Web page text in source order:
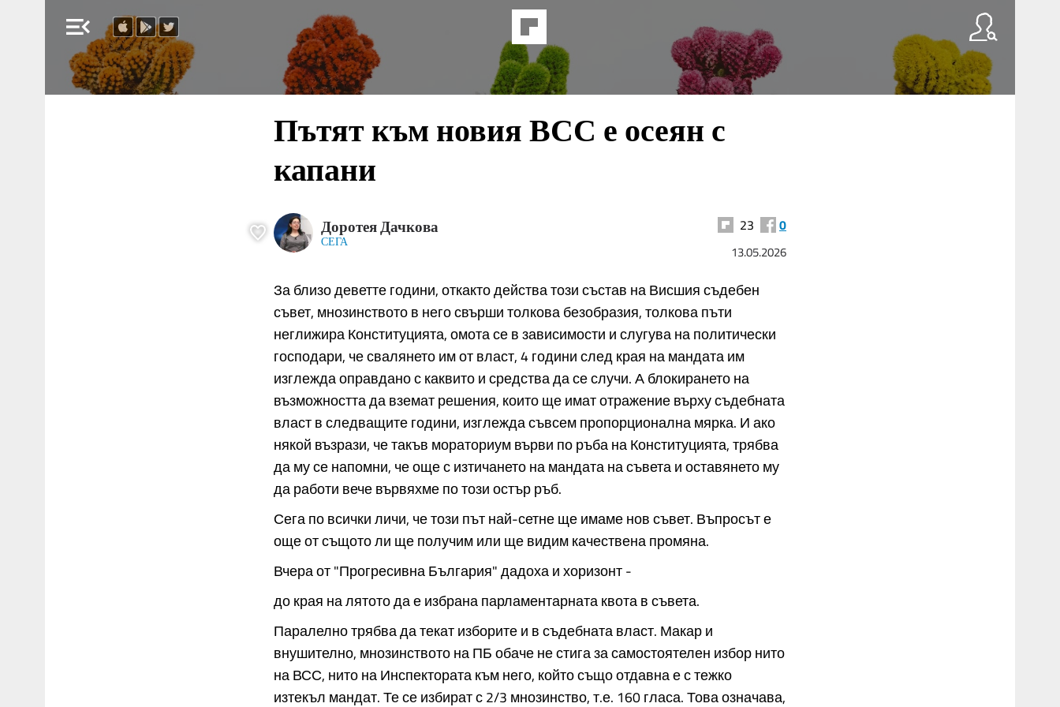
menu_open
Пътят към новия ВСС е осеян с
капани
Доротея Дачкова
СЕГА
23 0
13.05.2026
За близо деветте години, откакто действа този състав на Висшия съдебен
съвет, мнозинството в него свърши толкова безобразия, толкова пъти
неглижира Конституцията, омота се в зависимости и слугува на политически
господари, че свалянето им от власт, 4 години след края на мандата им
изглежда оправдано с каквито и средства да се случи. А блокирането на
възможността да вземат решения, които ще имат отражение върху съдебната
власт в следващите години, изглежда съвсем пропорционална мярка. И ако
някой възрази, че такъв мораториум върви по ръба на Конституцията, трябва
да му се напомни, че още с изтичането на мандата на съвета и оставянето му
да работи вече вървяхме по този остър ръб.
Сега по всички личи, че този път най-сетне ще имаме нов съвет. Въпросът е
още от същото ли ще получим или ще видим качествена промяна.
Вчера от "Прогресивна България" дадоха и хоризонт -
до края на лятото да е избрана парламентарната квота в съвета.
Паралелно трябва да текат изборите и в съдебната власт. Макар и
внушително, мнозинството на ПБ обаче не стига за самостоятелен избор нито
на ВСС, нито на Инспектората към него, който също отдавна е с тежко
изтекъл мандат. Те се избират с 2/3 мнозинство, т.е. 160 гласа. Това означава,